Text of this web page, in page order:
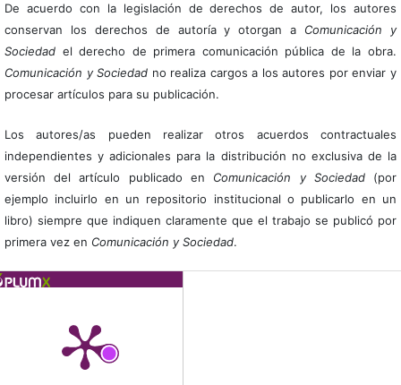
De acuerdo con la legislación de derechos de autor, los autores
conservan los derechos de autoría y otorgan a Comunicación y
Sociedadel derecho de primera comunicación pública de la obra.
Comunicación y Sociedad no realiza cargos a los autores por enviar y
procesar artículos para su publicación.
Los autores/as pueden realizar otros acuerdos contractuales
independientes y adicionales para la distribución no exclusiva de la
versión del artículo publicado en Comunicación y Sociedad(por
ejemplo incluirlo en un repositorio institucional o publicarlo en un
libro) siempre que indiquen claramente que el trabajo se publicó por
primera vez en Comunicación y Sociedad.